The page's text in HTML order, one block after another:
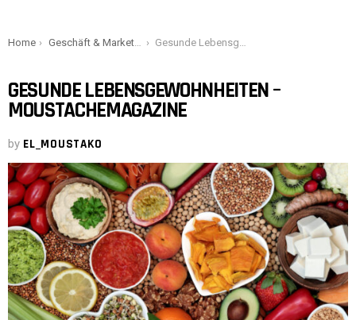
You are here:
Home Geschäft & Marketing Gesunde Lebensgewohnheiten – Moustachemagazine
GESUNDE LEBENSGEWOHNHEITEN –
MOUSTACHEMAGAZINE
by EL_MOUSTAKO